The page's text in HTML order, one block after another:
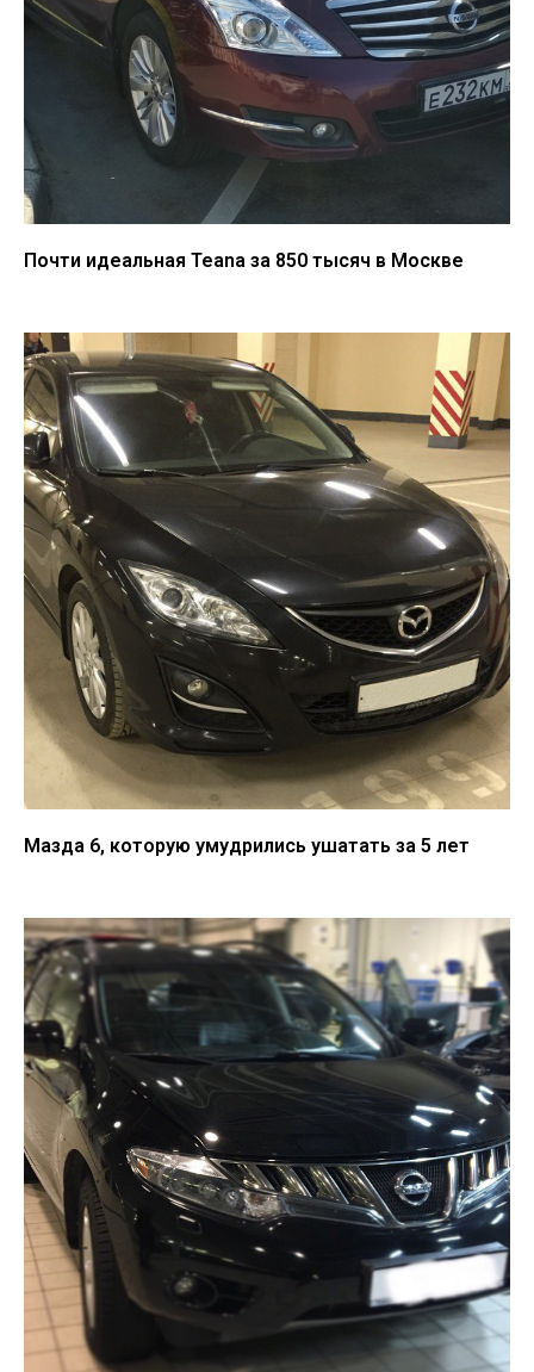
Почти идеальная Teana за 850 тысяч в Москве
Мазда 6, которую умудрились ушатать за 5 лет